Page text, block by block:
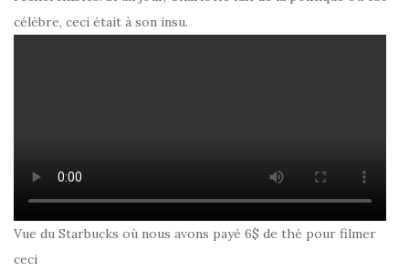
célèbre, ceci était à son insu.
Vue du Starbucks où nous avons payé 6$ de thé pour filmer
ceci